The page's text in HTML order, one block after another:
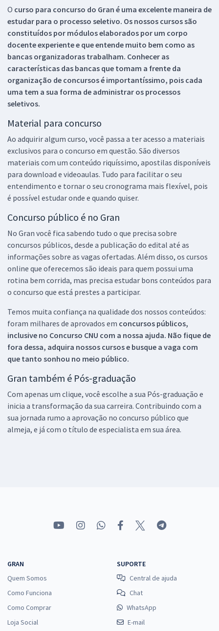
O curso para concurso do Gran é uma excelente maneira de
estudar para o processo seletivo. Os nossos cursos são
constituídos por módulos elaborados por um corpo
docente experiente e que entende muito bem como as
bancas organizadoras trabalham. Conhecer as
características das bancas que tomam a frente da
organização de concursos é importantíssimo, pois cada
uma tem a sua forma de administrar os processos
seletivos.
Material para concurso
Ao adquirir algum curso, você passa a ter acesso a materiais
exclusivos para o concurso em questão. São diversos
materiais com um conteúdo riquíssimo, apostilas disponíveis
para download e videoaulas. Tudo para facilitar o seu
entendimento e tornar o seu cronograma mais flexível, pois
é possível estudar onde e quando quiser.
Concurso público é no Gran
No Gran você fica sabendo tudo o que precisa sobre
concursos públicos, desde a publicação do edital até as
informações sobre as vagas ofertadas. Além disso, os cursos
online que oferecemos são ideais para quem possui uma
rotina bem corrida, mas precisa estudar bons conteúdos para
o concurso que está prestes a participar.
Temos muita confiança na qualidade dos nossos conteúdos:
foram milhares de aprovados em concursos públicos,
inclusive no Concurso CNU com a nossa ajuda. Não fique de
fora dessa, adquira nossos cursos e busque a vaga com
que tanto sonhou no meio público.
Gran também é Pós-graduação
Com apenas um clique, você escolhe a sua Pós-graduação e
inicia a transformação da sua carreira. Contribuindo com a
sua jornada rumo a aprovação no concurso público que
almeja, e já com o título de especialista em sua área.
GRAN
Quem Somos
Como Funciona
Como Comprar
Loja Social
SUPORTE
Central de ajuda
Chat
WhatsApp
E-mail